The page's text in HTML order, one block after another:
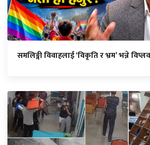
समलिङ्गी विवाहलाई ‘विकृति र भ्रम’ भन्ने